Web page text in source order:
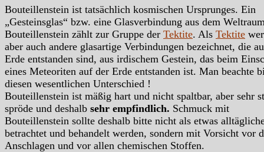
Bouteillenstein ist tatsächlich kosmischen Ursprunges. Ein
„Gesteinsglas“ bzw. eine Glasverbindung aus dem
Bouteillenstein zählt zur Gruppe der Tektite. Als Tektite
aber auch andere glasartige Verbindungen bezeichnet, die
Erde entstanden sind, aus irdischem Gestein, das beim
eines Meteoriten auf der Erde entstanden ist. Man beachte
diesen wesentlichen Unterschied !
Bouteillenstein ist mäßig hart und nicht spaltbar, aber sehr
spröde und deshalb sehr empfindlich. Schmuck mit
Bouteillenstein sollte deshalb bitte nicht als etwas
betrachtet und behandelt werden, sondern mit Vorsicht vor
Anschlagen und vor allen chemischen Stoffen.